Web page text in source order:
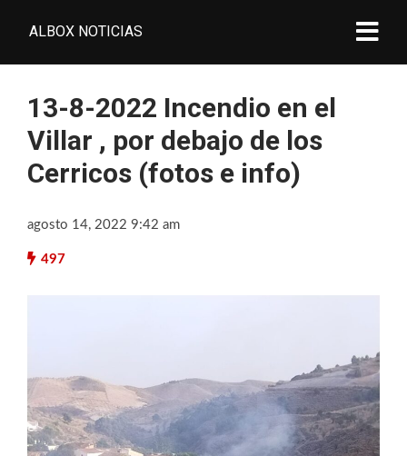
ALBOX NOTICIAS
13-8-2022 Incendio en el
Villar , por debajo de los
Cerricos (fotos e info)
agosto 14, 2022 9:42 am
497